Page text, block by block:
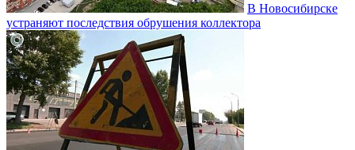
В Новосибирске
устраняют последствия обрушения коллектора